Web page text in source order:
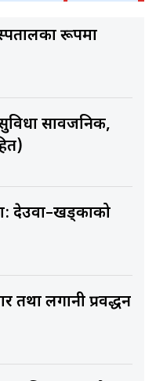
रूपमा
सार्वजनिक,
देउवा–खड्काको
लगानी प्रवर्द्धन